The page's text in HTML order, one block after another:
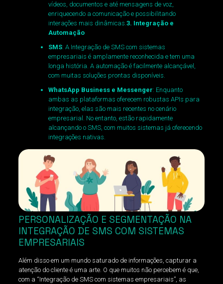
vídeos, documentos e até mensagens de voz,
enriquecendo a comunicação e possibilitando
interações mais dinâmicas.3. Integração e
Automação
SMS: A Integração de SMS com sistemas
empresariais é amplamente reconhecida e tem uma
longa história. A automação é facilmente alcançável,
com muitas soluções prontas disponíveis.
WhatsApp Business e Messenger: Enquanto
ambas as plataformas oferecem robustas APIs para
integração, elas são mais recentes no cenário
empresarial. No entanto, estão rapidamente
alcançando o SMS, com muitos sistemas já oferecendo
integrações nativas.
PERSONALIZAÇÃO E SEGMENTAÇÃO NA
INTEGRAÇÃO DE SMS COM SISTEMAS
EMPRESARIAIS
Além disso em um mundo saturado de informações, capturar a
atenção do cliente é uma arte. O que muitos não percebem é que,
com a “Integração de SMS com sistemas empresariais”, as